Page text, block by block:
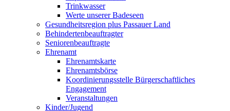
Trinkwasser
Werte unserer Badeseen
Gesundheitsregion plus Passauer Land
Behindertenbeauftragter
Seniorenbeauftragte
Ehrenamt
Ehrenamtskarte
Ehrenamtsbörse
Koordinierungsstelle Bürgerschaftliches
Engagement
Veranstaltungen
Kinder/Jugend